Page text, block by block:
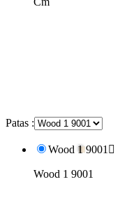
Patas :
Wood 1 9001 
Wood 1 9001